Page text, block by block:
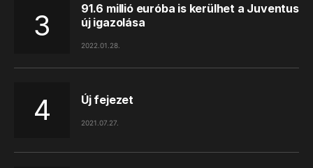
91.6 millió euróba is kerülhet a Juventus
új igazolása
2022.01.28.
Új fejezet
2021.07.27.